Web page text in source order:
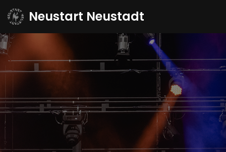
Zum
Inhalt
springen
Neustart Neustadt